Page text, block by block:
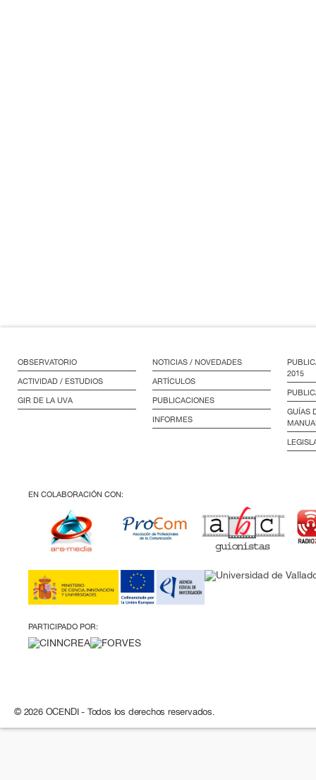
OBSERVATORIO
ACTIVIDAD / ESTUDIOS
GIR DE LA UVA
NOTICIAS / NOVEDADES
ARTÍCULOS
PUBLICACIONES
INFORMES
2015
GUÍAS
EN COLABORACIÓN CON:
PARTICIPADO POR:
© 2026 OCENDI - Todos los derechos reservados.